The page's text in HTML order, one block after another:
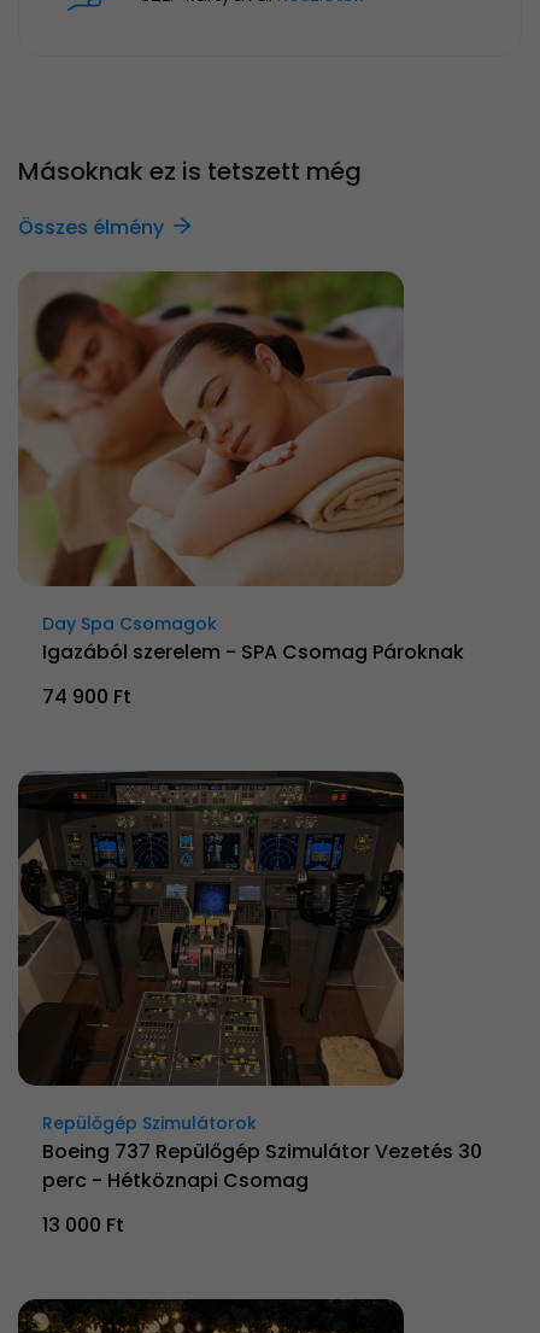
Másoknak ez is tetszett még
Összes élmény
Day Spa Csomagok
Igazából szerelem - SPA Csomag Pároknak
74 900 Ft
Repülőgép Szimulátorok
Boeing 737 Repülőgép Szimulátor Vezetés 30
perc - Hétköznapi Csomag
13 000 Ft